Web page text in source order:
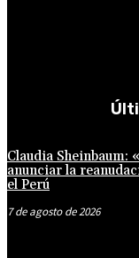
Claudia Sheinbaum:
anunciar la
el Perú
7 de agosto de 2026